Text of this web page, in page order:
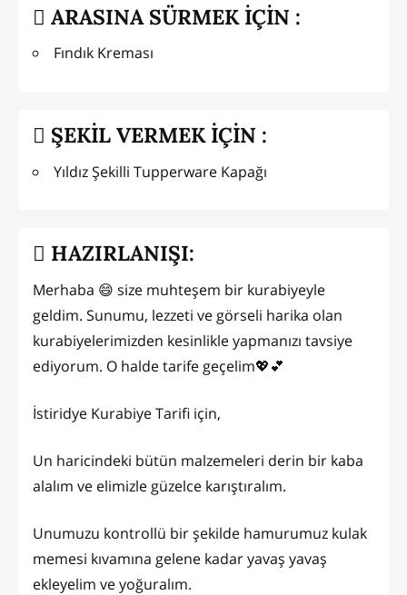
ARASINA SÜRMEK İÇİN :
Fındık Kreması
ŞEKİL VERMEK İÇİN :
Yıldız Şekilli Tupperware Kapağı
HAZIRLANIŞI:
Merhaba 😄 size muhteşem bir kurabiyeyle
geldim. Sunumu, lezzeti ve görseli harika olan
kurabiyelerimizden kesinlikle yapmanızı tavsiye
ediyorum. O halde tarife geçelim💖💕
İstiridye Kurabiye Tarifi için,
Un haricindeki bütün malzemeleri derin bir kaba
alalım ve elimizle güzelce karıştıralım.
Unumuzu kontrollü bir şekilde hamurumuz kulak
memesi kıvamına gelene kadar yavaş yavaş
ekleyelim ve yoğuralım.